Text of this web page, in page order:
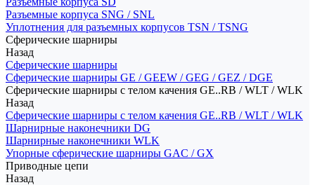
Разъемные корпуса SNG / SNL
Уплотнения для разъемных корпусов TSN / TSNG
Сферические шарниры
Назад
Сферические шарниры
Сферические шарниры GE / GEEW / GEG / GEZ / DGE
Сферические шарниры с телом качения GE..RB / WLT / WLK
Назад
Сферические шарниры с телом качения GE..RB / WLT / WLK
Шарнирные наконечники DG
Шарнирные наконечники WLK
Упорные сферические шарниры GAC / GX
Приводные цепи
Назад